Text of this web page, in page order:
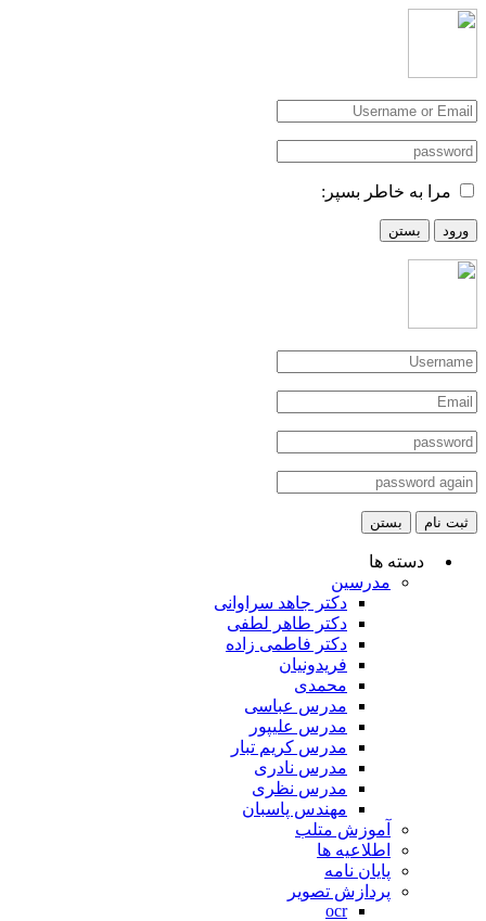
مرا به خاطر بسپر:
ورود بستن
ثبت نام بستن
دسته ها
مدرسین
دکتر جاهد سراوانی
دکتر طاهر لطفی
دکتر فاطمی زاده
فریدونیان
محمدی
مدرس عباسی
مدرس علیپور
مدرس کریم تبار
مدرس نادری
مدرس نظری
مهندس پاسبان
آموزش متلب
اطلاعیه ها
پایان نامه
پردازش تصویر
ocr